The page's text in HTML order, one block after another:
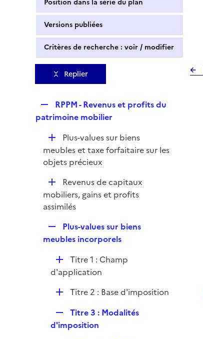
Position dans la série du plan
Versions publiées
Critères de recherche : voir / modifier
Replier
e
l
i
e
r
RPPM - Revenus et profits du
patrimoine mobilier
D
é
p
e
r
Plus-values sur biens
meubles et taxe forfaitaire sur les
objets précieux
D
é
p
e
r
Revenus de capitaux
mobiliers, gains et profits
assimilés
e
l
i
e
r
Plus-values sur biens
meubles incorporels
D
é
r
Titre 1 : Champ
d'application
D
l
Titre 2 : Base d'imposition
e
Titre 3 : Modalités
d'imposition